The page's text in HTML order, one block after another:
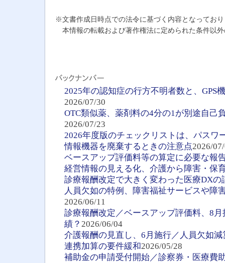
※文書作成日時点での法令に基づく内容となってお
本情報の転載および著作権法に定められた条件以
2025年の認知症の行方不明者数と、GPS
2026/07/30
OTC類似薬、薬剤料の4分の1が別途自己
2026/07/23
2026年度版のチェックリストは、パスワ
情報機器を廃棄するときの注意点2026/
ベースアップ評価料等の算定に必要な報
経営情報の見える化、介護から障害・保
診療報酬改定で大きく変わった医療DXの
人員欠如の特例、障害福祉サービスや障
2026/06/11
診療報酬改定／ベースアップ評価料、8
績？ 2026/06/04
介護報酬の見直し、6月施行／人員欠如
連携加算の要件緩和2026/05/28
補助金の申請受付開始／診察券・医療費